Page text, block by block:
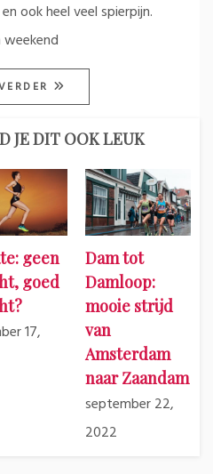
ook heel veel spierpijn.
JE DIT OOK LEUK
geen
goed
17,
Dam tot
Damloop:
mooie strijd
van
Amsterdam
naar Zaandam
september 22,
2022